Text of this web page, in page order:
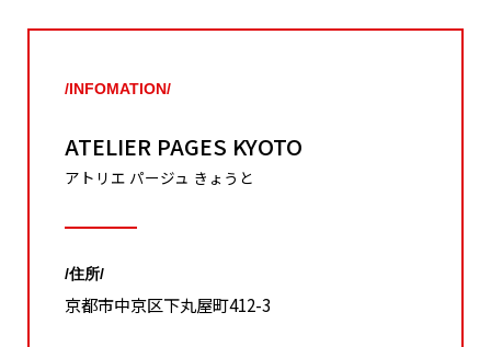
/INFOMATION/
ATELIER PAGES KYOTO
アトリエ パージュ きょうと
/住所/
京都市中京区下丸屋町412-3